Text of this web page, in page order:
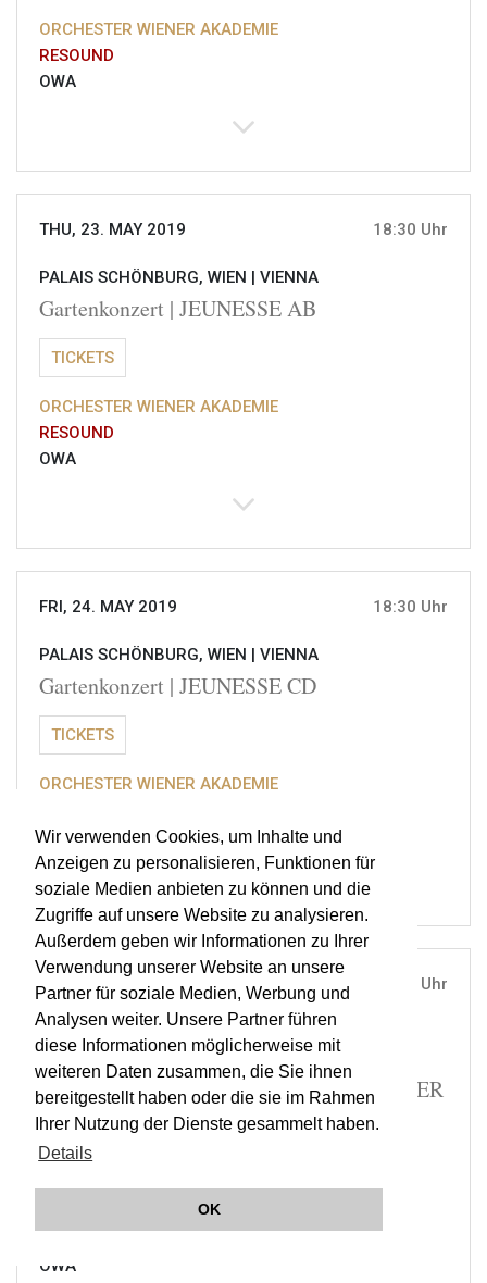
Wir verwenden Cookies, um Inhalte und
Anzeigen zu personalisieren, Funktionen für
soziale Medien anbieten zu können und die
Zugriffe auf unsere Website zu analysieren.
Außerdem geben wir Informationen zu Ihrer
Verwendung unserer Website an unsere
Partner für soziale Medien, Werbung und
Analysen weiter. Unsere Partner führen
diese Informationen möglicherweise mit
weiteren Daten zusammen, die Sie ihnen
bereitgestellt haben oder die sie im Rahmen
Ihrer Nutzung der Dienste gesammelt haben.
Details
OK
ORCHESTER WIENER AKADEMIE
RESOUND
OWA
THU, 23. MAY 2019 18:30 Uhr
PALAIS SCHÖNBURG, WIEN | VIENNA
Gartenkonzert | JEUNESSE AB
TICKETS
ORCHESTER WIENER AKADEMIE
RESOUND
OWA
FRI, 24. MAY 2019 18:30 Uhr
PALAIS SCHÖNBURG, WIEN | VIENNA
Gartenkonzert | JEUNESSE CD
TICKETS
ORCHESTER WIENER AKADEMIE
OWA
THU, 03. OCT 2019 19:30 Uhr
ÖSTERREICHISCHE AKADEMIE DER
WISSENSCHAFTEN, WIEN |VIENNA
MÄLZELS MECHANISCHER TROMPETER
| RESOUND | JEUNESSE A
TICKETS
OWA